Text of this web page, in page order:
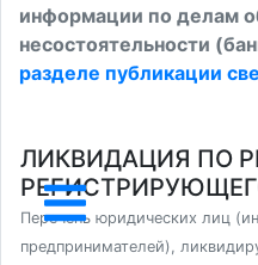
информации по делам
несостоятельности
разделе публикации
ЛИКВИДАЦИЯ ПО
Перечень юридических лиц
предпринимателей),